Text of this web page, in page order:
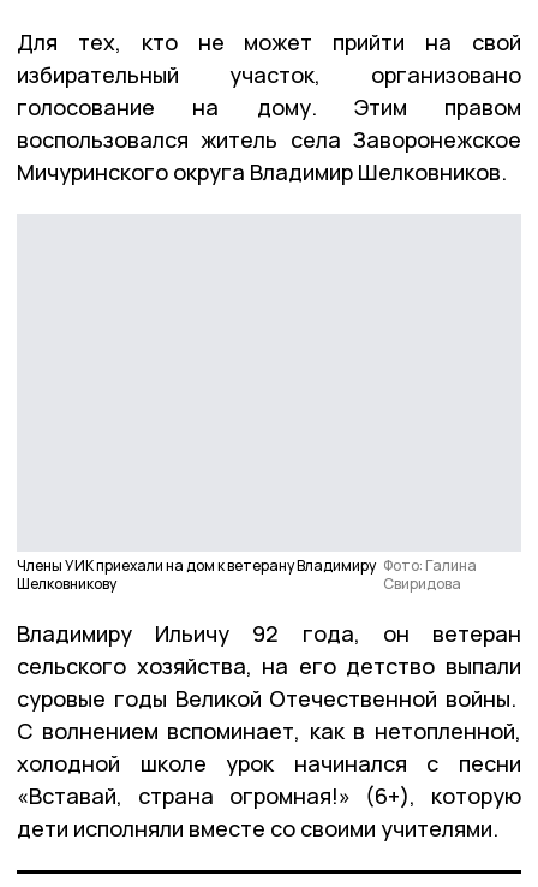
Для тех, кто не может прийти на свой
избирательный участок, организовано
голосование на дому. Этим правом
воспользовался житель села Заворонежское
Мичуринского округа Владимир Шелковников.
Члены УИК приехали на дом к ветерану Владимиру
Шелковникову
Фото: Галина
Свиридова
Владимиру Ильичу 92 года, он ветеран
сельского хозяйства, на его детство выпали
суровые годы Великой Отечественной войны.
С волнением вспоминает, как в нетопленной,
холодной школе урок начинался с песни
«Вставай, страна огромная!» (6+), которую
дети исполняли вместе со своими учителями.